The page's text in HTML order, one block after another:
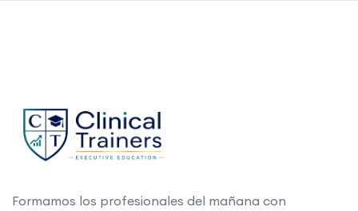
Formamos los profesionales del mañana con